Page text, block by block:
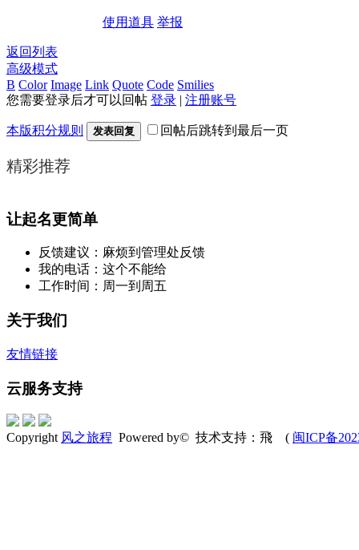
使用道具 举报
返回列表
高级模式
B Color Image Link Quote Code Smilies
您需要登录后才可以回帖 登录 | 注册账号
本版积分规则 发表回复 回帖后跳转到最后一页
精彩推荐
让起名更简单
反馈建议：麻烦到管理处反馈
我的电话：这个不能给
工作时间：周一到周五
关于我们
友情链接
云服务支持
Copyright 风之旅程 Powered by© 技术支持：飛 ( 闽ICP备